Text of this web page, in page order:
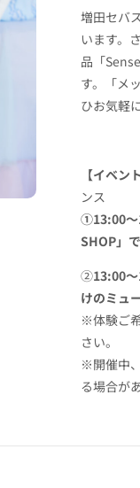
増田セバ
います。
品「
す。「メ
ひお気軽
【イベ
ンス
①13:00～
SHOP」
②13:00
けのミュ
※体験ご
さい。
※開催中
る場合が